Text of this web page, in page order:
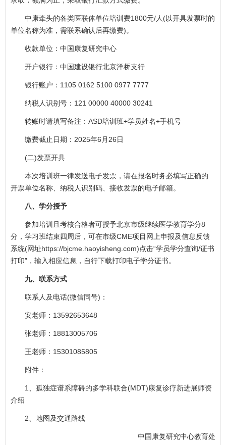
中康牵头的各类医联体单位培训费1800元/人(以开具发票时的
单位名称为准，需联系确认后再缴费)。
收款单位：中国康复研究中心
开户银行：中国建设银行北京洋桥支行
银行账户：1105 0162 5100 0977 7777
纳税人识别号：121 00000 40000 30241
转账时请填写备注：ASD培训班+学员姓名+手机号
缴费截止日期：2025年6月26日
(二)发票开具
本次培训班一律发送电子发票，请在报名时务必填写正确的
开票单位名称、纳税人识别码、接收发票的电子邮箱。
八、学分授予
参加培训且考核合格者可授予北京市级继续医学教育学分8
分，学习班结束四周后，可在市级CME项目网上申报及信息反馈
系统(网址https://bjcme.haoyisheng.com)点击“学员学分查询/证书
打印”，输入相应信息，自行下载打印电子学分证书。
九、联系方式
联系人及电话(微信同号)：
安老师：13592653648
张老师：18813005706
王老师：15301085805
附件：
1、孤独症谱系障碍的多学科联合(MDT)康复诊疗新进展师资
介绍
2、地图及交通路线
中国康复研究中心教育处